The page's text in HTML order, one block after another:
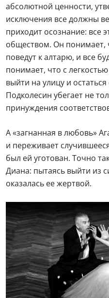
абсолютной ценности,
исключения все должны
приходит осознание: все
обществом. Он понимает,
поведут к алтарю, и все
понимает, что с
выйти на улицу и
Подколесин убегает не
принуждения
А «загнанная в любовь»
и переживает
был ей уготован. Точно
Диана: пытаясь выйти из
оказалась ее жертвой.